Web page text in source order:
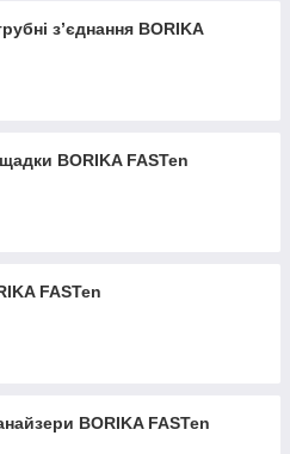
з’єднання BORIKA
BORIKA FASTen
FASTen
BORIKA FASTen